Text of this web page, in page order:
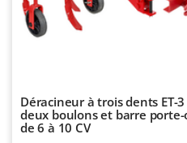
MTD
Ninja
Novatec
Déracineur à trois dents ET-
deux boulons et barre
de 6 à 10 CV